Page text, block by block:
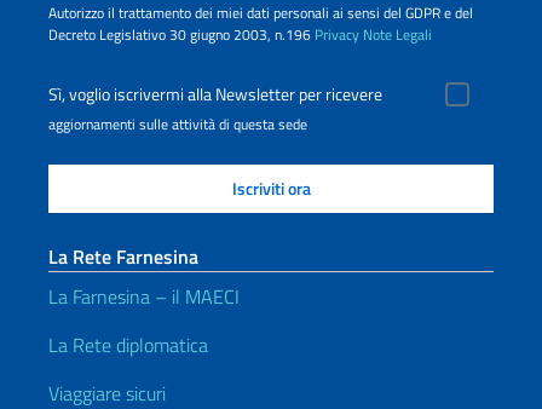
Autorizzo il trattamento dei miei dati personali ai sensi del GDPR e del
Decreto Legislativo 30 giugno 2003, n.196 Privacy Note Legali
Sì, voglio iscrivermi alla Newsletter per ricevere
aggiornamenti sulle attività di questa sede
La Rete Farnesina
La Farnesina – il MAECI
La Rete diplomatica
Viaggiare sicuri